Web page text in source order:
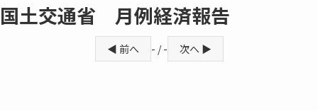
国土交通省 月例経済報告
◀ 前へ - / - 次へ ▶